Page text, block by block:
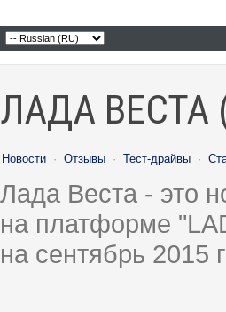
ЛАДА ВЕСТА
Новости · Отзывы · Тест-драйвы ·
Лада Веста - это
на платформе
на сентябрь 2015